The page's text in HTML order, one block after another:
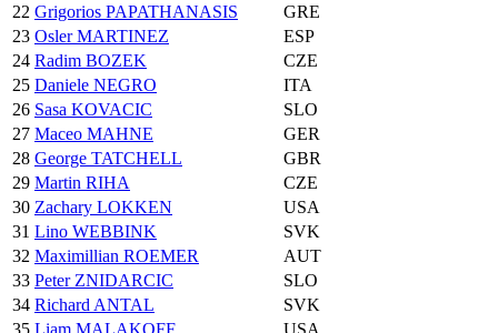
22 Grigorios PAPATHANASIS
GRE
23 Osler MARTINEZ
ESP
24 Radim BOZEK
CZE
25 Daniele NEGRO
ITA
26 Sasa KOVACIC
SLO
27 Maceo MAHNE
GER
28 George TATCHELL
GBR
29 Martin RIHA
CZE
30 Zachary LOKKEN
USA
31 Lino WEBBINK
SVK
32 Maximillian ROEMER
AUT
33 Peter ZNIDARCIC
SLO
34 Richard ANTAL
SVK
35 Liam MALAKOFF USA